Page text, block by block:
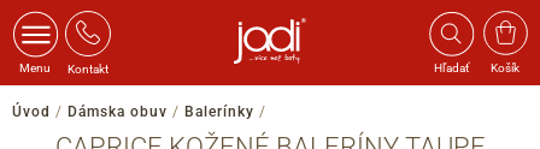
Menu Kontakt Hľadať Košík
Úvod / Dámska obuv / Balerínky /